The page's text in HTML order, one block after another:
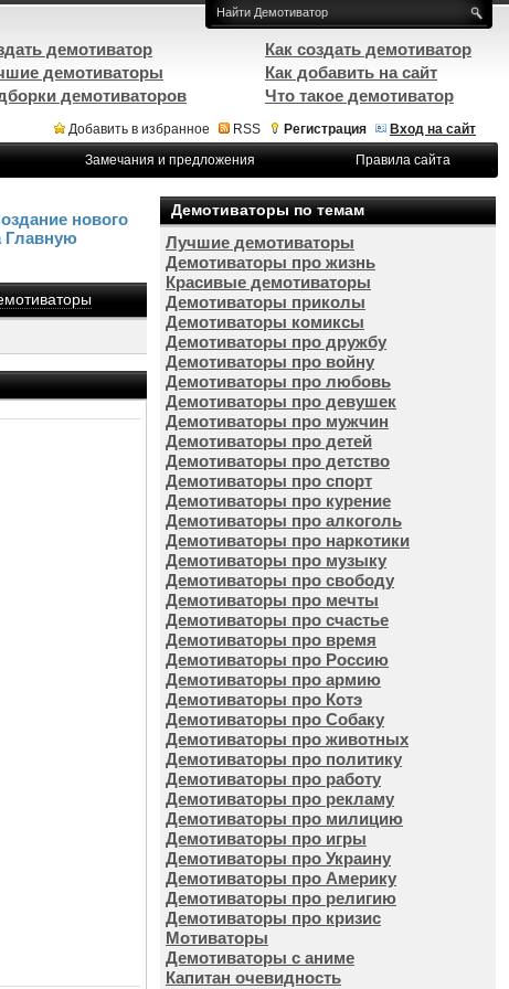
Добавить в избранное RSS Регистрация
Вход на сайт
Замечания и предложения Правила сайта
нового
Главную
Демотиваторы по темам
Лучшие демотиваторы
Демотиваторы про жизнь
Красивые демотиваторы
Демотиваторы приколы
Демотиваторы комиксы
Демотиваторы про дружбу
Демотиваторы про войну
Демотиваторы про любовь
Демотиваторы про девушек
Демотиваторы про мужчин
Демотиваторы про детей
Демотиваторы про детство
Демотиваторы про спорт
Демотиваторы про курение
Демотиваторы про алкоголь
Демотиваторы про наркотики
Демотиваторы про музыку
Демотиваторы про свободу
Демотиваторы про мечты
Демотиваторы про счастье
Демотиваторы про время
Демотиваторы про Россию
Демотиваторы про армию
Демотиваторы про Котэ
Демотиваторы про Собаку
Демотиваторы про животных
Демотиваторы про политику
Демотиваторы про работу
Демотиваторы про рекламу
Демотиваторы про милицию
Демотиваторы про игры
Демотиваторы про Украину
Демотиваторы про Америку
Демотиваторы про религию
Демотиваторы про кризис
Мотиваторы
Демотиваторы с аниме
Капитан очевидность
демотиватор
демотиваторы
демотиваторов
Как создать демотиватор
Как добавить на сайт
Что такое демотиватор